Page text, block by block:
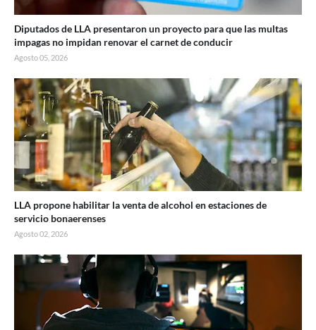
Diputados de LLA presentaron un proyecto para que las multas
impagas no impidan renovar el carnet de conducir
Agosto 05, 2026
LLA propone habilitar la venta de alcohol en estaciones de
servicio bonaerenses
Agosto 02, 2026